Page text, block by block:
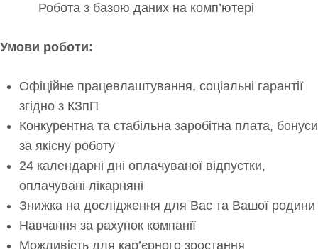
Робота з базою даних на комп’ютері
Умови роботи:
Офіційне працевлаштування, соціальні гарантії
згідно з КЗпП
Конкурентна та стабільна заробітна плата, бонуси
за якісну роботу
24 календарні дні оплачуваної відпустки,
оплачувані лікарняні
Знижка на дослідження для Вас та Вашої родини
Навчання за рахунок компанії
Можливість для кар’єрного зростання